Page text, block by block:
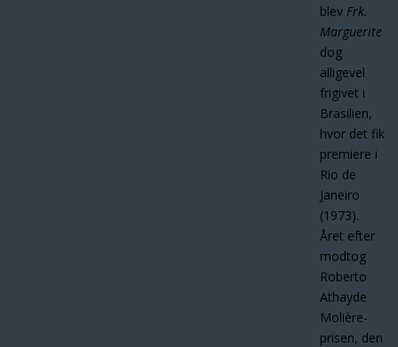
blev Frk.
Marguerite
dog
alligevel
frigivet i
Brasilien,
hvor det fik
premiere i
Rio de
Janeiro
(1973).
Året efter
modtog
Roberto
Athayde
Molière-
prisen, den